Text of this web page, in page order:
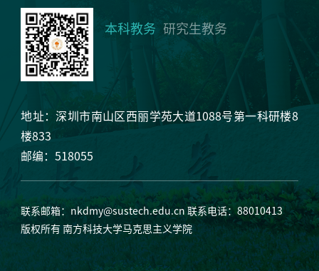
本科教务 研究生教务
地址：深圳市南山区西丽学苑大道1088号第一科研楼8
楼833
邮编：518055
联系邮箱： nkdmy@sustech.edu.cn 联系电话：88010413
版权所有 南方科技大学马克思主义学院